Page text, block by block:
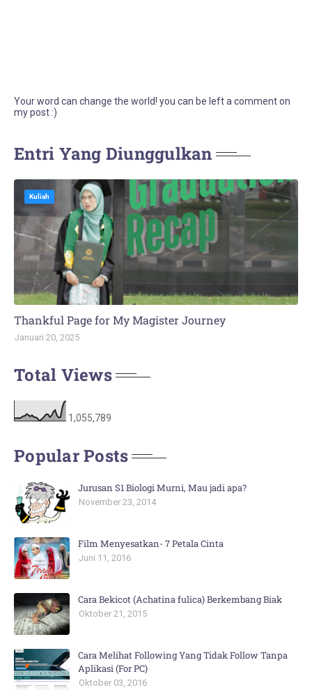
Your word can change the world! you can be left a comment on
my post :)
Entri Yang Diunggulkan
Kuliah
Thankful Page for My Magister Journey
Januari 20, 2025
Total Views
1,055,789
Popular Posts
Jurusan S1 Biologi Murni, Mau jadi apa?
November 23, 2014
Film Menyesatkan- 7 Petala Cinta
Juni 11, 2016
Cara Bekicot (Achatina fulica) Berkembang Biak
Oktober 21, 2015
Cara Melihat Following Yang Tidak Follow Tanpa
Aplikasi (For PC)
Oktober 03, 2016